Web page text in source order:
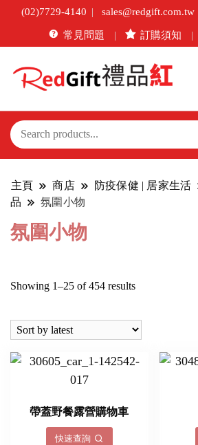
(02)7729-4140 sales@redgift.com.tw
常見問題 訂購須知
主頁 商店 防疫保健 | 居家生活
品
氛圍小物
氛圍小物
Showing 1–25 of 454 resultsSorted
latest
帶蓋野餐露營購物車
快速查詢